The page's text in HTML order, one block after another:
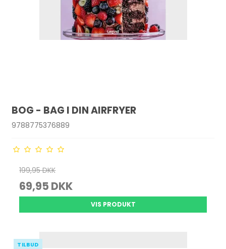
BOG - BAG I DIN AIRFRYER
9788775376889
199,95 DKK
69,95 DKK
VIS PRODUKT
TILBUD